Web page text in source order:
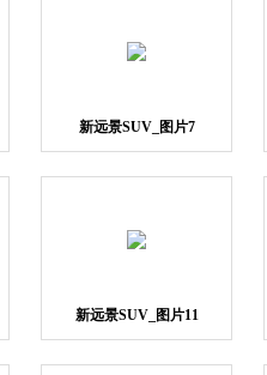
新远景SUV_图片7
新远景SUV_图片11